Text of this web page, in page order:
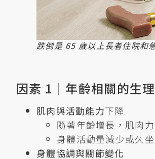
跌倒是 65 歲以上長者住院和
因素 1｜年齡相關的生
肌肉與活動能力下降
隨著年齡增長，肌肉
身體活動量減少或久
身體協調與關節變化